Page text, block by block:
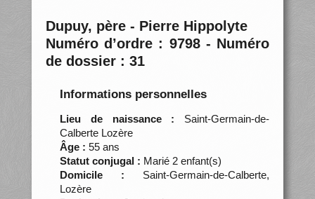
Dupuy, père - Pierre Hippolyte
Numéro d’ordre : 9798 - Numéro
de dossier : 31
Informations personnelles
Lieu de naissance : Saint-Germain-de-
Calberte Lozère
Âge : 55 ans
Statut conjugal : Marié 2 enfant(s)
Domicile : Saint-Germain-de-Calberte,
Lozère